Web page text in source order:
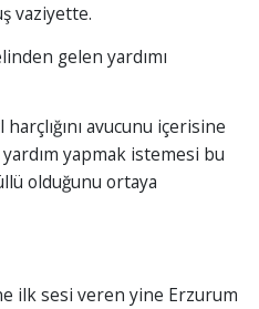
vaziyette.
gelen yardımı
avucunu içerisine
yapmak istemesi bu
olduğunu ortaya
ilk sesi veren yine Erzurum